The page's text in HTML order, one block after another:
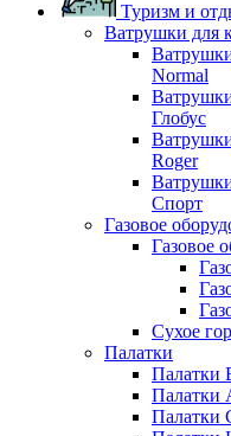
Туризм и
Ватрушки для
Normal
Глобус
Roger
Спорт
Газовое
Газовое
Сухое
Палатки
Палатки
Палатки
Палатки